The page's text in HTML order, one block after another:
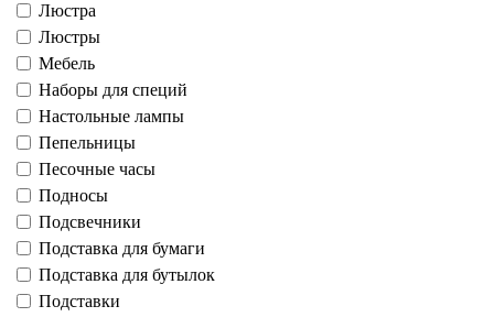
Люстра
Люстры
Мебель
Наборы для специй
Настольные лампы
Пепельницы
Песочные часы
Подносы
Подсвечники
Подставка для бумаги
Подставка для бутылок
Подставки